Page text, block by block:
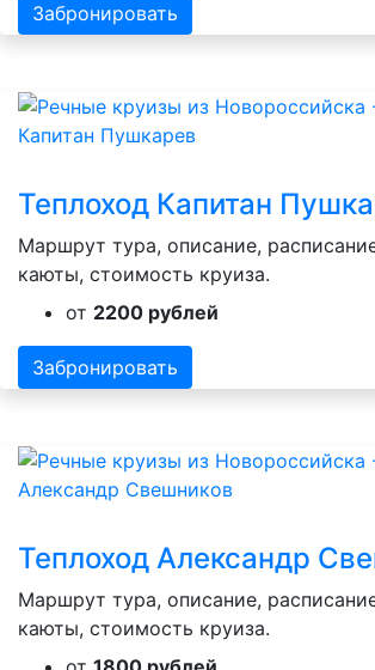
Забронировать
Теплоход Капитан
Маршрут тура, описание,
каюты, стоимость круиза.
от 2200 рублей
Забронировать
Теплоход Александр
Маршрут тура, описание,
каюты, стоимость круиза.